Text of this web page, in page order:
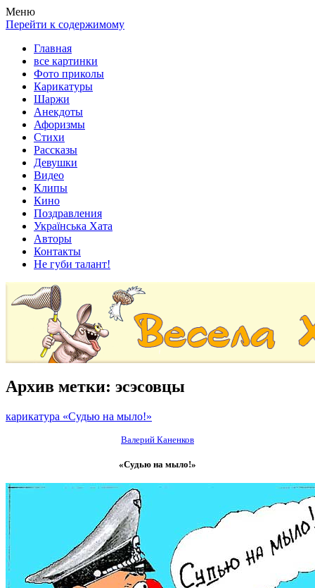
Весела хата — прикольные картинки, смешные истории,
клипы!
Покажем всем ваши фото приколы, карикатуры, шаржи, стихи,
рассказы, видео и песни!
Меню
Перейти к содержимому
Главная
все картинки
Фото приколы
Карикатуры
Шаржи
Анекдоты
Афоризмы
Стихи
Рассказы
Девушки
Видео
Клипы
Кино
Поздравления
Українська Хата
Авторы
Контакты
Не губи талант!
Архив метки: эсэсовцы
карикатура «Судью на мыло!»
Валерий Каненков
«Судью на мыло!»